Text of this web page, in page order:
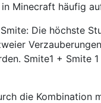
Minecraft häufig
Die höchste
Smite1 + Smite
die Kombination